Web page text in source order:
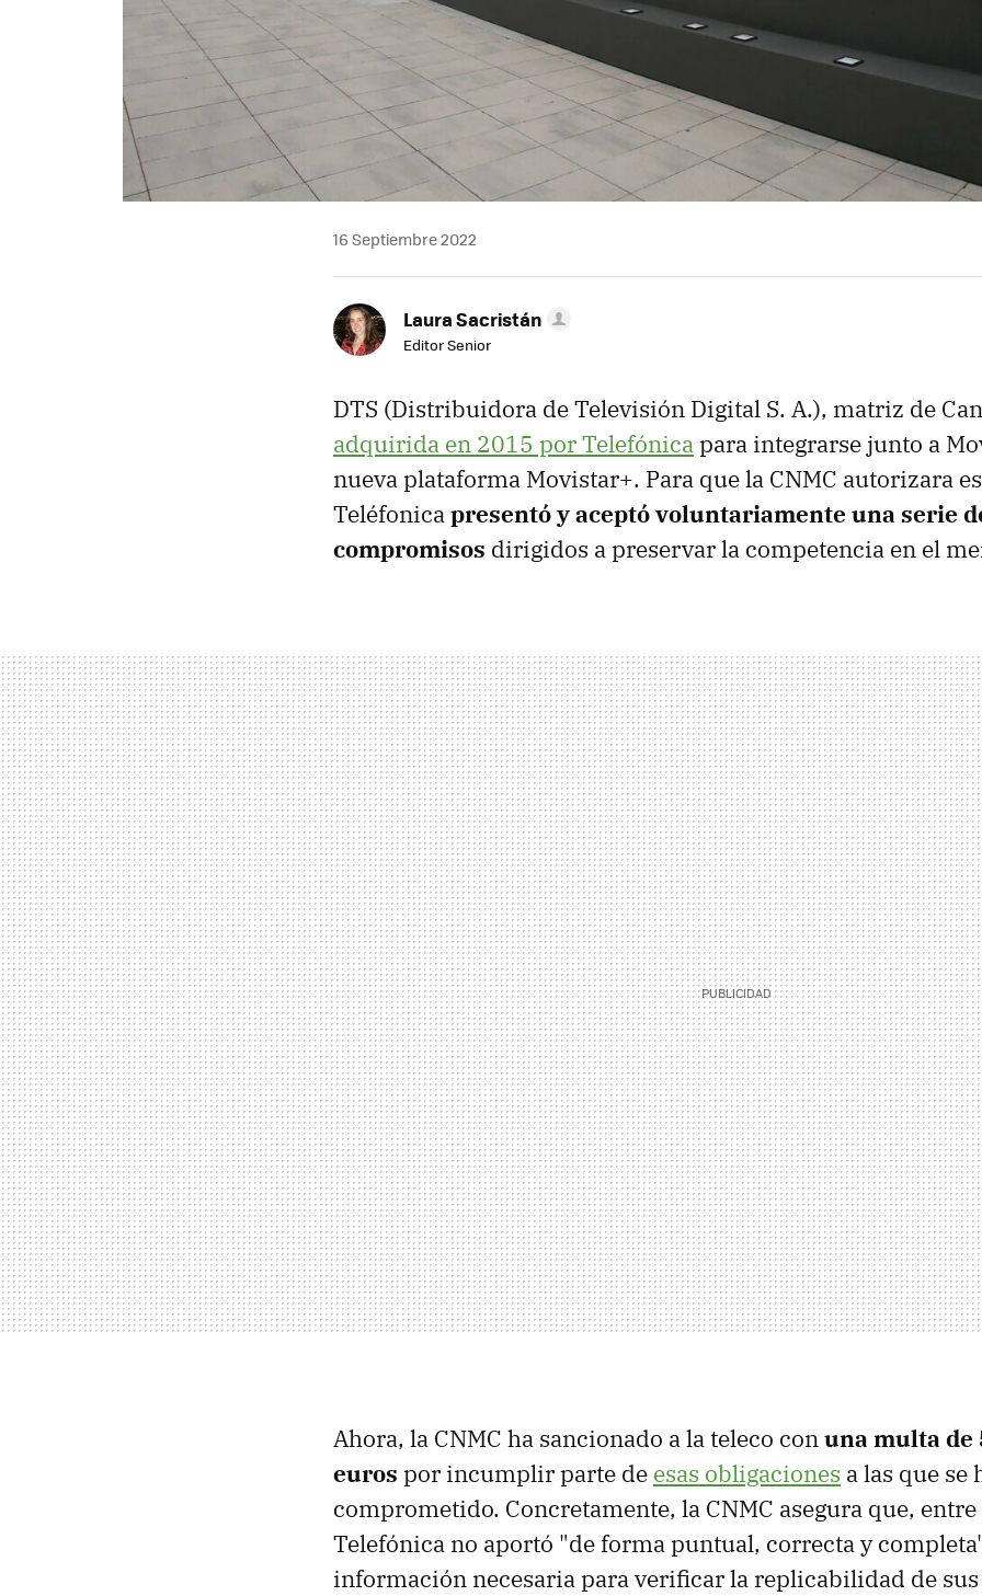
16 Septiembre 2022
Laura Sacristán
Editor Senior
DTS (Distribuidora de Televisión Digital S. A.), matriz de
adquirida en 2015 por Telefónicapara integrarse junto a
nueva plataforma Movistar+. Para que la CNMC autorizara
Teléfonicapresentó y aceptó voluntariamente una serie
compromisos dirigidos a preservar la competencia en el
Ahora, la CNMC ha sancionado a la teleco conuna multa de
euros por incumplir parte de esas obligaciones a las que se
comprometido. Concretamente, la CNMC asegura que,
Telefónica no aportó "de forma puntual, correcta y
información necesaria para verificar la replicabilidad de